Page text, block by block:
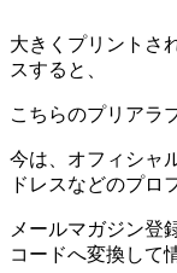
大きくプリントさ
スすると、
こちらのプリアラ
今は、オフィシャ
ドレスなどのプロ
メールマガジン登
コードへ変換して